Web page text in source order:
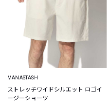
MANASTASH
ストレッチワイドシルエット ロゴイ
ージーショーツ